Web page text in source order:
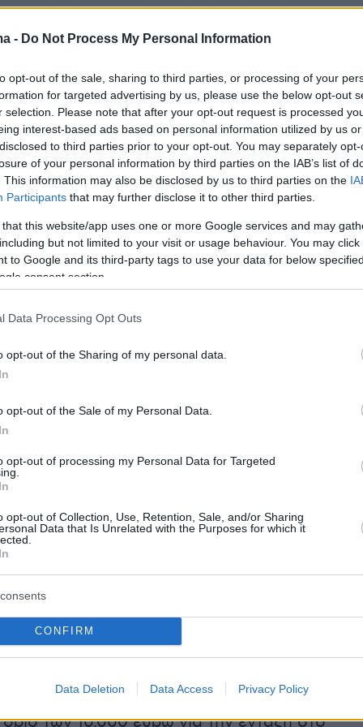
- Do Not Process My Personal Information
opt-out of the sale, sharing to third parties, or processing of your
for targeted advertising by us, please use the below opt-out
selection. Please note that after your opt-out request is processed
interest-based ads based on personal information utilized by us
to third parties prior to your opt-out. You may separately
of your personal information by third parties on the IAB’s list of
This information may also be disclosed by us to third parties on the
Participants that may further disclose it to other third parties.
that this website/app uses one or more Google services and may
but not limited to your visit or usage behaviour. You may
to Google and its third-party tags to use your data for below
consent section.
Data Processing Opt Outs
opt-out of the Sharing of my personal data.
opt-out of the Sale of my Personal Data.
opt-out of processing my Personal Data for Targeted
opt-out of Collection, Use, Retention, Sale, and/or Sharing
Data that Is Unrelated with the Purposes for which it
CONFIRM
Data Deletion Data Access Privacy Policy
«Σπίτι μου 2»με ευνοϊκότερους
ένταξης και με προϋπολογισμό
ανέρχεται πλέον σε 750 εκατ. ευρώ).
πλαίσιο της δεύτερης φάσης του
παραμένει σταθερό. Η υποβολή των
στις τράπεζες και εφόσον εγκριθούν, το
χορηγείται άτοκα (επιδοτείται από τη
Απασχόλησης-ΔΥΠΑ), ενώ το υπόλοιπο
από τα χρηματοπιστωτικά ιδρύματα. Αυτό
του ποσού διαμορφώνεται στο 1/4 του
είχε ένα κανονικό στεγαστικό δάνειο, ενώ
είναι τρίτεκνος ή πολύτεκνος το δάνειο
άτοκο. Το ύψος του επιδοτούμενου δανείου
η κάλυψη του δανείου ανέρχεται στο 90%
του ακινήτου.
Βουλής επιφέρουν
στους όρους και τις προϋποθέσεις του
διευρύνοντας την περίμετρό του.
ορίστηκε ότι το κατώτατο
όριο των 10.000 ευρώ για την ένταξη στο